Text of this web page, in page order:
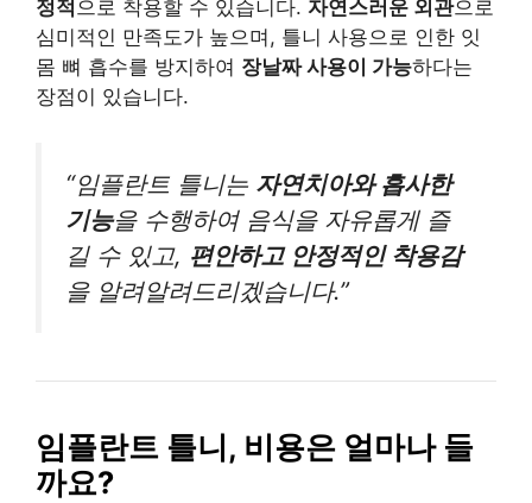
정적 으로 착용할 수 있습니다. 자연스러운 외관으로
심미적인 만족도가 높으며, 틀니 사용으로 인한 잇
몸 뼈 흡수를 방지하여 장날짜 사용이 가능하다는
장점이 있습니다.
“임플란트 틀니는 자연치아와 흡사한
기능을 수행하여 음식을 자유롭게 즐
길 수 있고, 편안하고 안정적인 착용감
을 알려알려드리겠습니다.”
임플란트 틀니, 비용은 얼마나 들
까요?